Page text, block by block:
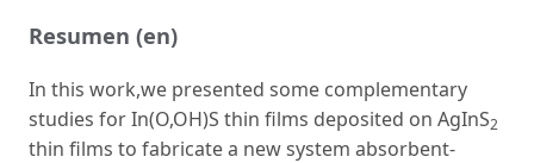
Resumen (en)
In this work,we presented some complementary
studies for In(O,OH)S thin films deposited on AgInS2
thin films to fabricate a new system absorbent-